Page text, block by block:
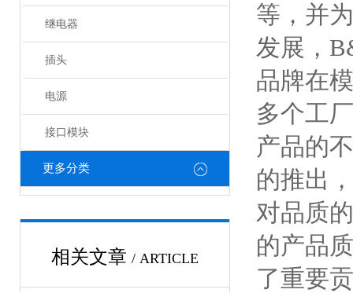
继电器
插头
电源
接口模块
更多分类
相关文章 / ARTICLE
等，并
发展，
品牌在
多个工
产品的
的推出
对品质
的产品
了重要